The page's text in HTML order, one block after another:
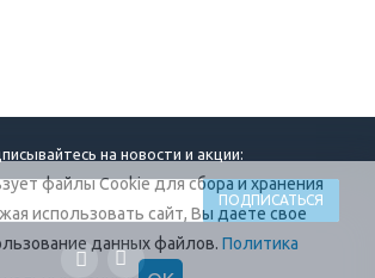
на новости и акции:
файлы Cookie для сбора и хранения
использовать сайт, Вы даете свое
данных файлов. Политика